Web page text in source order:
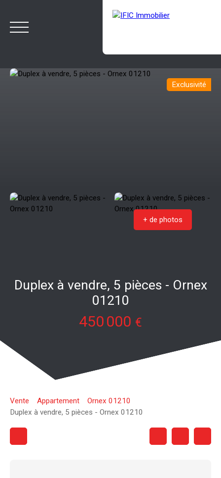
Exclusivité
+ de photos
Duplex à vendre, 5 pièces - Ornex
01210
450 000 €
Vente Appartement
Ornex 01210
Duplex à vendre, 5 pièces - Ornex 01210